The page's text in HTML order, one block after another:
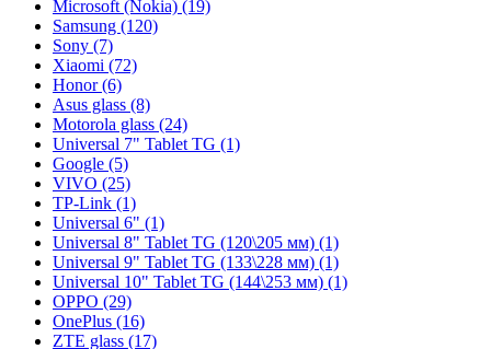
Microsoft (Nokia) (19)
Samsung (120)
Sony (7)
Xiaomi (72)
Honor (6)
Asus glass (8)
Motorola glass (24)
Universal 7" Tablet TG (1)
Google (5)
VIVO (25)
TP-Link (1)
Universal 6" (1)
Universal 8" Tablet TG (120\205 мм) (1)
Universal 9" Tablet TG (133\228 мм) (1)
Universal 10" Tablet TG (144\253 мм) (1)
OPPO (29)
OnePlus (16)
ZTE glass (17)